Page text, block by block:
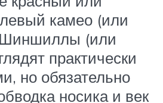
камео (или
(или
практически
но обязательно
носика и век